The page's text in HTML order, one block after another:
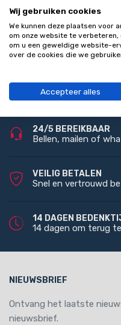
GRATIS VERZENDING
Bij bestelling vanaf
24/5 BEREIKBAAR
Bellen, mailen of
VEILIG BETALEN
Snel en vertrouwd
14 DAGEN
14 dagen om terug
NIEUWSBRIEF
Ontvang het laatste
nieuwsbrief.
Wij gebruiken cookies
We kunnen deze plaatsen voor
om onze website te
om u een geweldige website-
over de cookies die we
Accepteer alles